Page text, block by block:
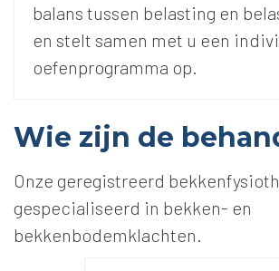
balans tussen belasting en
en stelt samen met u een
oefenprogramma op.
Wie zijn de
Onze geregistreerd
gespecialiseerd in bekken- en
bekkenbodemklachten.